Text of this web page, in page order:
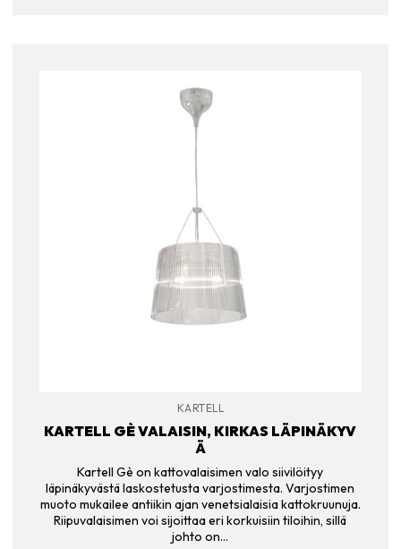
KARTELL
KARTELL GÈ VALAISIN, KIRKAS LÄPINÄKYV
Ä
Kartell Gè on kattovalaisimen valo siivilöityy
läpinäkyvästä laskostetusta varjostimesta. Varjostimen
muoto mukailee antiikin ajan venetsialaisia kattokruunuja.
Riipuvalaisimen voi sijoittaa eri korkuisiin tiloihin, sillä
johto on…